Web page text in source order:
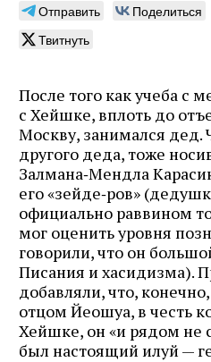
Отправить Поделиться
Твитнуть
После того как учеба с
с Хейшке, вплоть до
Москву, занимался дед.
другого деда, тоже
Залмана‑Мендла
его «зейде‑ров»
официально раввином
мог оценить уровня
говорили, что он
Писания и хасидизма).
добавляли, что,
отцом Йеошуа, в честь
Хейшке, он «и рядом не
был настоящий илуй —